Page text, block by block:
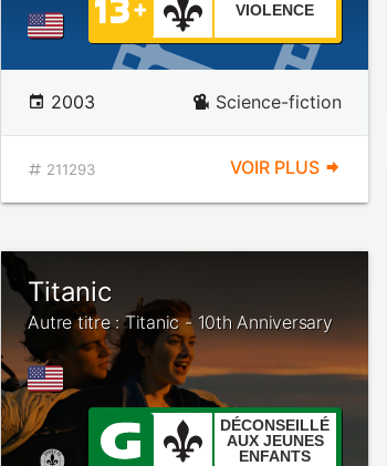
VIOLENCE
2003 Science-fiction
211293 VOIR PLUS
Titanic
Autre titre : Titanic - 10th Anniversary
DÉCONSEILLÉ
AUX JEUNES
ENFANTS